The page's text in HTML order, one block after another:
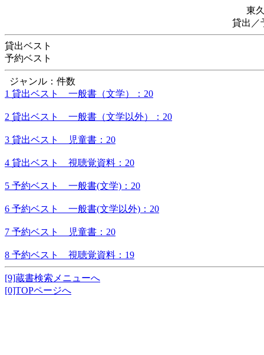
東
貸出／
貸出ベスト
予約ベスト
ジャンル：件数
1 貸出ベスト 一般書（文学）：20
2 貸出ベスト 一般書（文学以外）：20
3 貸出ベスト 児童書：20
4 貸出ベスト 視聴覚資料：20
5 予約ベスト 一般書(文学)：20
6 予約ベスト 一般書(文学以外)：20
7 予約ベスト 児童書：20
8 予約ベスト 視聴覚資料：19
[9]蔵書検索メニューへ
[0]TOPページへ